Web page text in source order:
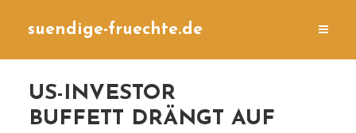
suendige-fruechte.de
US-INVESTOR
BUFFETT DRÄNGT AUF